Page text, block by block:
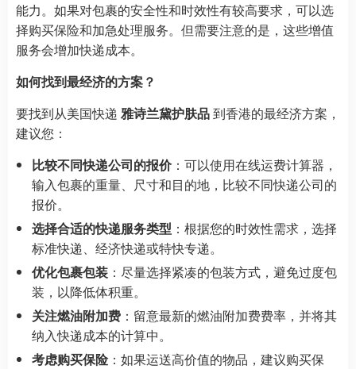
能力。如果对包裹的安全性和时效性有较高要求，可以选
择购买保险和加急处理服务。但需要注意的是，这些增值
服务会增加快递成本。
如何找到最经济的方案？
要找到从美国快递 雅诗兰黛护肤品到香港的最经济方案，
建议您：
比较不同快递公司的报价：可以使用在线运费计算器，
输入包裹的重量、尺寸和目的地，比较不同快递公司的
报价。
选择合适的快递服务类型 ：根据您的时效性需求，选择
标准快递、经济快递或特快专递。
优化包裹包装 ：尽量选择紧凑的包装方式，避免过度包
装，以降低体积重。
关注燃油附加费 ：留意最新的燃油附加费费率，并将其
纳入快递成本的计算中。
考虑购买保险：如果运送高价值的物品，建议购买保